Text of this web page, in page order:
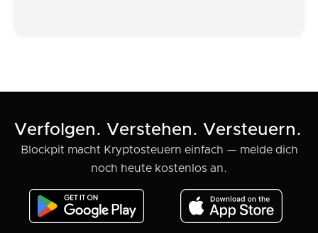
Verfolgen. Verstehen. Versteuern.
Blockpit macht Kryptosteuern einfach — melde dich
noch heute kostenlos an.